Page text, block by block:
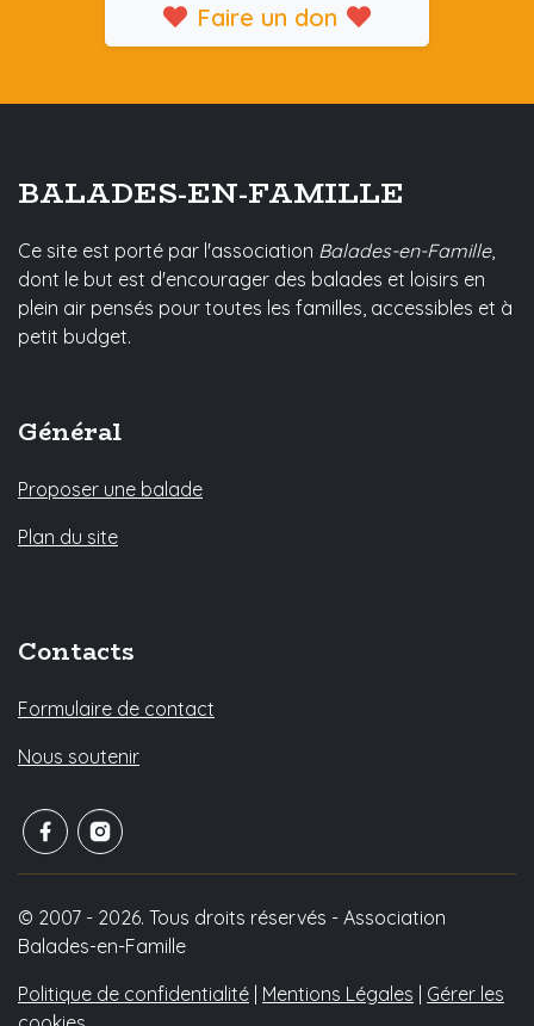
Faire un don
BALADES-EN-FAMILLE
Ce site est porté par l'association Balades-en-Famille,
dont le but est d'encourager des balades et loisirs en
plein air pensés pour toutes les familles, accessibles et à
petit budget.
Général
Proposer une balade
Plan du site
Contacts
Formulaire de contact
Nous soutenir
© 2007 - 2026. Tous droits réservés - Association
Balades-en-Famille
Politique de confidentialité | Mentions Légales | Gérer les